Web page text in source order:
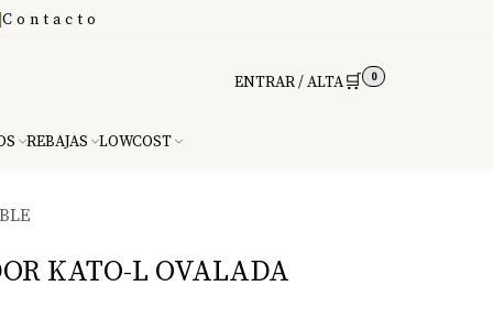
Contacto
ENTRAR / ALTA🛒 0
REBAJAS LOWCOST
KATO-L OVALADA